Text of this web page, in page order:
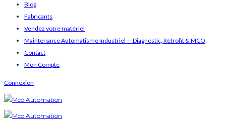
Blog
Fabricants
Vendez votre matériel
Maintenance Automatisme Industriel — Diagnostic, Rétrofit & MCO
Contact
Mon Compte
Connexion